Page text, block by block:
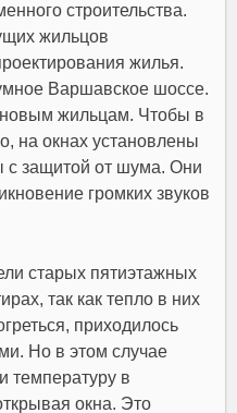
строительства.
жильцов
жилья.
Варшавское шоссе.
новым жильцам. Чтобы в
на окнах установлены
с защитой от шума. Они
громких звуков
старых пятиэтажных
так как тепло в них
приходилось
Но в этом случае
температуру в
окна. Это